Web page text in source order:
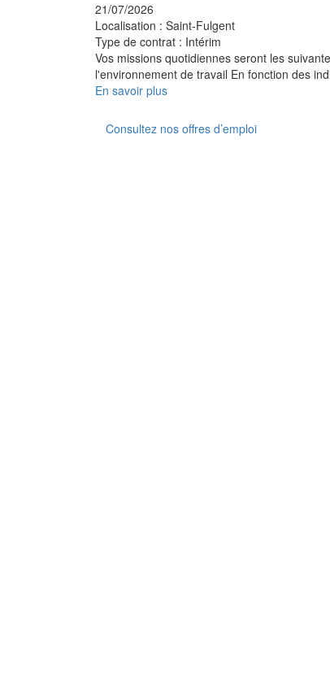
21/07/2026
Localisation : Saint-Fulgent
Type de contrat : Intérim
Vos missions quotidiennes seront les
l'environnement de travail En fonction des
En savoir plus
Consultez nos offres d’emploi